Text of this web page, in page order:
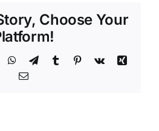
juhend
Choose Your
WhatsApp
TelegramTumblr Pinterest
Vk
Xing
Email